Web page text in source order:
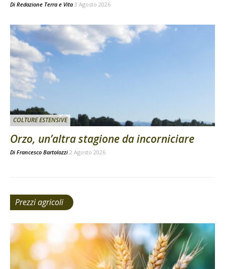
Di Redazione Terra e Vita 3 Agosto 2026
COLTURE ESTENSIVE
Orzo, un’altra stagione da incorniciare
Di Francesco Bartolozzi 2 Agosto 2026
Prezzi agricoli